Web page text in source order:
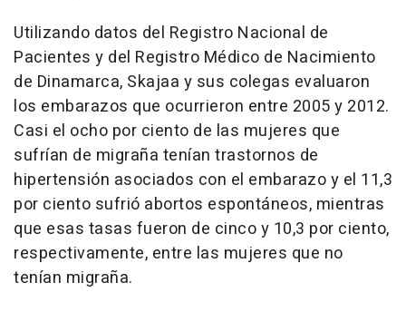
Utilizando datos del Registro Nacional de
Pacientes y del Registro Médico de Nacimiento
de Dinamarca, Skajaa y sus colegas evaluaron
los embarazos que ocurrieron entre 2005 y 2012.
Casi el ocho por ciento de las mujeres que
sufrían de migraña tenían trastornos de
hipertensión asociados con el embarazo y el 11,3
por ciento sufrió abortos espontáneos, mientras
que esas tasas fueron de cinco y 10,3 por ciento,
respectivamente, entre las mujeres que no
tenían migraña.